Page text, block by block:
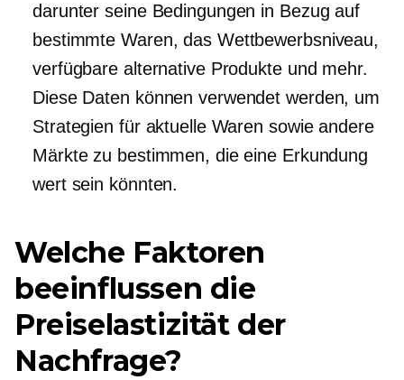
darunter seine Bedingungen in Bezug auf
bestimmte Waren, das Wettbewerbsniveau,
verfügbare alternative Produkte und mehr.
Diese Daten können verwendet werden, um
Strategien für aktuelle Waren sowie andere
Märkte zu bestimmen, die eine Erkundung
wert sein könnten.
Welche Faktoren
beeinflussen die
Preiselastizität der
Nachfrage?